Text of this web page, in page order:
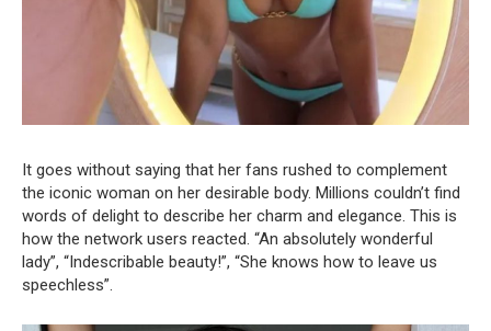
It goes without saying that her fans rushed to complement
the iconic woman on her desirable body. Millions couldn’t find
words of delight to describe her charm and elegance. This is
how the network users reacted. “An absolutely wonderful
lady”, “Indescribable beauty!”, “She knows how to leave us
speechless”.